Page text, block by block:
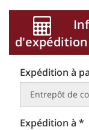
d'expédition
Expédition à
Expédition à *